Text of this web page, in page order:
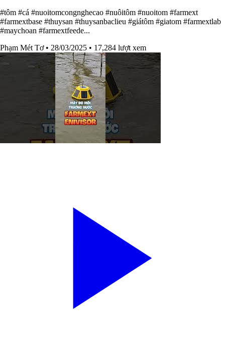
#tôm #cá #nuoitomcongnghecao #nuôitôm #nuoitom #farmext
#farmextbase #thuysan #thuysanbaclieu #giátôm #giatom #farmextlab
#maychoan #farmextfeede...
Phạm Mét Tơ • 28/03/2025 • 17,284 lượt xem